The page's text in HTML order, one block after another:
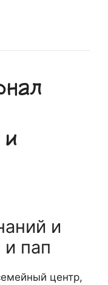
и
пап
центр,